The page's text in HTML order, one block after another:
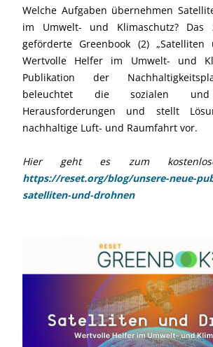
Welche Aufgaben übernehmen
im Umwelt- und Klimaschutz? Das
geförderte Greenbook (2)
Wertvolle Helfer im Umwelt- und
Publikation der
beleuchtet die sozialen und
Herausforderungen und stellt
nachhaltige Luft- und Raumfahrt vor.
Hier geht es zum
https://reset.org/blog/unsere-neue-
satelliten-und-drohnen